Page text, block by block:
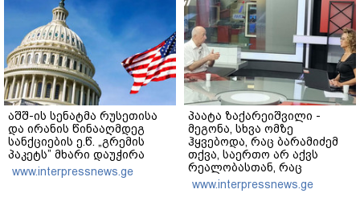
აშშ-ის სენატმა რუსეთისა
და ირანის წინააღმდეგ
სანქციების ე.წ. „გრემის
პაკეტს” მხარი დაუჭირა
www.interpressnews.ge
პაატა ზაქარეიშვილი -
მეგონა, სხვა ომზე
ჰყვებოდა, რაც ბარამიძემ
თქვა, საერთო არ აქვს
რეალობასთან, რაც
აფხაზეთში იყო - შემიძლია
ადამიანებს ვაჩვენო
www.interpressnews.ge